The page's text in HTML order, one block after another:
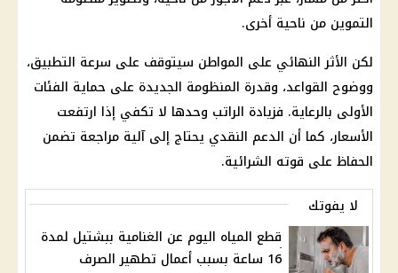
التموين من ناحية أخرى.
لكن الأثر النهائي على المواطن سيتوقف على سرعة التطبيق،
ووضوح القواعد، وقدرة المنظومة الجديدة على حماية الفئات
الأولى بالرعاية. فزيادة الراتب وحدها لا تكفي إذا ارتفعت
الأسعار، كما أن الدعم النقدي يحتاج إلى آلية مراجعة تضمن
الحفاظ على قوته الشرائية.
لا يفوتك
قطع المياه اليوم عن الغنامية ببشتيل لمدة
16 ساعة بسبب أعمال تطهير الصرف